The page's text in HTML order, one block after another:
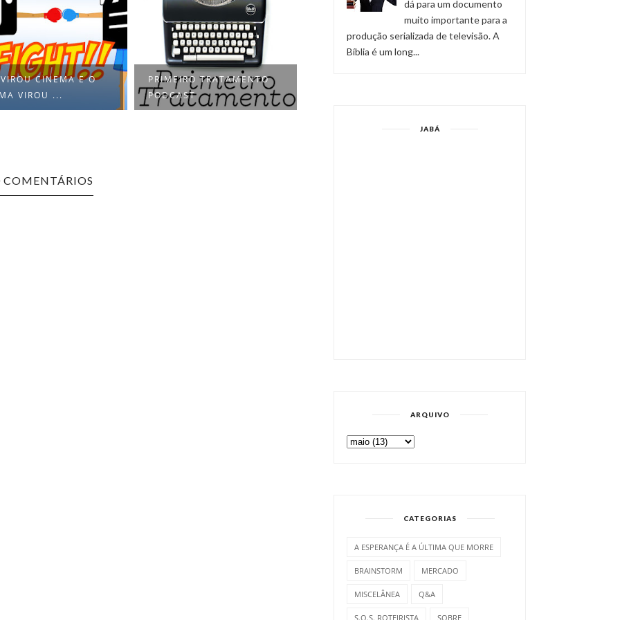
CINEMA E O
VIROU ...
PRIMEIRO TRATAMENTO
PODCAST
COMENTÁRIOS
dá para um documento
muito importante para a
produção serializada de televisão. A
Bíblia é um long...
JABÁ
ARQUIVO
CATEGORIAS
A ESPERANÇA É A ÚLTIMA QUE MORRE
BRAINSTORM MERCADO
MISCELÂNEA Q&A
S.O.S. ROTEIRISTA SOBRE